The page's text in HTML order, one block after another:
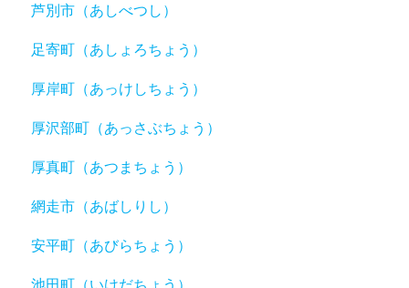
芦別市（あしべつし）
足寄町（あしょろちょう）
厚岸町（あっけしちょう）
厚沢部町（あっさぶちょう）
厚真町（あつまちょう）
網走市（あばしりし）
安平町（あびらちょう）